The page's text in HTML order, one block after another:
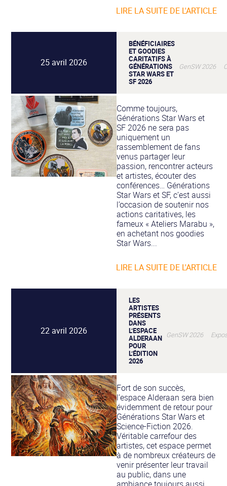
LIRE LA SUITE DE L'ARTICLE
25 avril 2026
BÉNÉFICIAIRES
ET GOODIES
CARITATIFS À
GÉNÉRATIONS
STAR WARS ET
SF 2026
GenSW 2026
Comme toujours,
Générations Star Wars et
SF 2026 ne sera pas
uniquement un
rassemblement de fans
venus partager leur
passion, rencontrer acteurs
et artistes, écouter des
conférences… Générations
Star Wars et SF, c’est aussi
l’occasion de soutenir nos
actions caritatives, les
fameux « Ateliers Marabu »,
en achetant nos goodies
Star Wars...
LIRE LA SUITE DE L'ARTICLE
22 avril 2026
LES
ARTISTES
PRÉSENTS
DANS
L’ESPACE
ALDERAAN
POUR
L’ÉDITION
2026
GenSW 2026
Fort de son succès,
l’espace Alderaan sera bien
évidemment de retour pour
Générations Star Wars et
Science-Fiction 2026.
Véritable carrefour des
artistes, cet espace permet
à de nombreux créateurs de
venir présenter leur travail
au public, dans une